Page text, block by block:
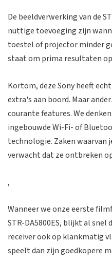
De beeldverwerking van de
nuttige toevoeging zijn
toestel of projector minder
staat om prima resultaten
Kortom, deze Sony heeft
extra's aan boord. Maar
courante features. We
ingebouwde Wi-Fi- of
technologie. Zaken waarvan
verwacht dat ze ontbreken
,
Wanneer we onze eerste
STR-DA5800ES, blijkt al
receiver ook op klankmatig
speelt dan zijn goedkopere